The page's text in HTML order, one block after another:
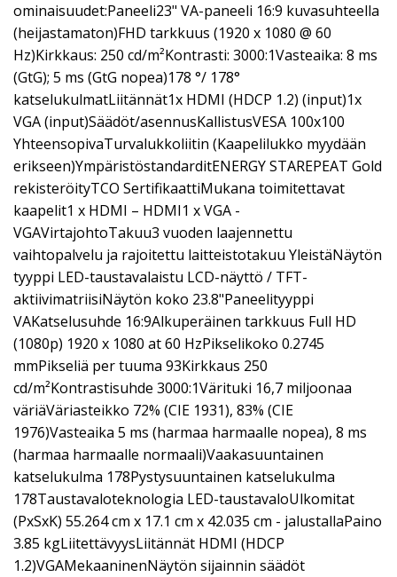
ominaisuudet:Paneeli23" VA-paneeli 16:9 kuvasuhteella
(heijastamaton)FHD tarkkuus (1920 x 1080 @ 60
Hz)Kirkkaus: 250 cd/m²Kontrasti: 3000:1Vasteaika: 8 ms
(GtG); 5 ms (GtG nopea)178 °/ 178°
katselukulmatLiitännät1x HDMI (HDCP 1.2) (input)1x
VGA (input)Säädöt/asennusKallistusVESA 100x100
YhteensopivaTurvalukkoliitin (Kaapelilukko myydään
erikseen)YmpäristöstandarditENERGY STAREPEAT Gold
rekisteröityTCO SertifikaattiMukana toimitettavat
kaapelit1 x HDMI – HDMI1 x VGA -
VGAVirtajohtoTakuu3 vuoden laajennettu
vaihtopalvelu ja rajoitettu laitteistotakuu YleistäNäytön
tyyppi LED-taustavalaistu LCD-näyttö / TFT-
aktiivimatriisiNäytön koko 23.8"Paneelityyppi
VAKatselusuhde 16:9Alkuperäinen tarkkuus Full HD
(1080p) 1920 x 1080 at 60 HzPikselikoko 0.2745
mmPikseliä per tuuma 93Kirkkaus 250
cd/m²Kontrastisuhde 3000:1Värituki 16,7 miljoonaa
väriäVäriasteikko 72% (CIE 1931), 83% (CIE
1976)Vasteaika 5 ms (harmaa harmaalle nopea), 8 ms
(harmaa harmaalle normaali)Vaakasuuntainen
katselukulma 178Pystysuuntainen katselukulma
178Taustavaloteknologia LED-taustavaloUlkomitat
(PxSxK) 55.264 cm x 17.1 cm x 42.035 cm - jalustallaPaino
3.85 kgLiitettävyysLiitännät HDMI (HDCP
1.2)VGAMekaaninenNäytön sijainnin säädöt